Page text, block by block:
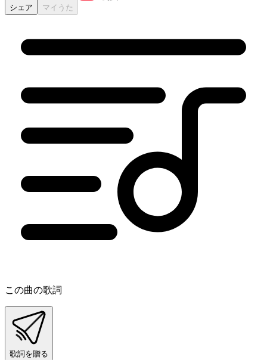
シェア マイうた
この曲の歌詞
歌詞を贈る